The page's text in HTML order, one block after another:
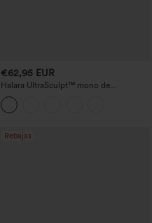
€62,95 EUR
Halara UltraSculpt™ mono de
entrenamiento bootcut con control
abdominal y bolsillos - Edición Easy
Peezy
Rebajas